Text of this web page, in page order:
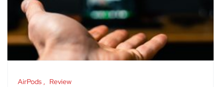
AirPods Review